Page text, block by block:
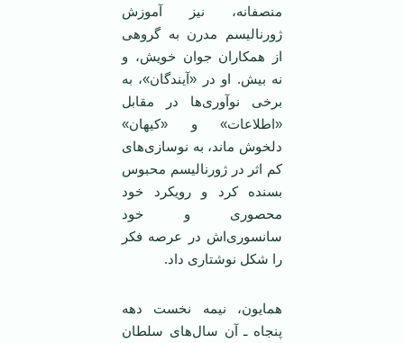
منصفانه، نیز آموزش
ژورنالیسم مدرن به گروهی
از همکاران جوان خویش، و
نه بیش. او در «آیندگان»، به
برخی نوآوری‌ها در مقابل
«اطلاعات» و «کیهان»
دلخوش ماند، به نوسازی‌های
کم اثر در ژورنالیسم محبوس
بسنده کرد و رویکرد خود
محصوری و خود
سانسوری‌اش در عرصه فکر
را شکل نوشتاری داد.
همایون، نیمه نخست دهه
پنجاه ـ آن سال‌های سلطان